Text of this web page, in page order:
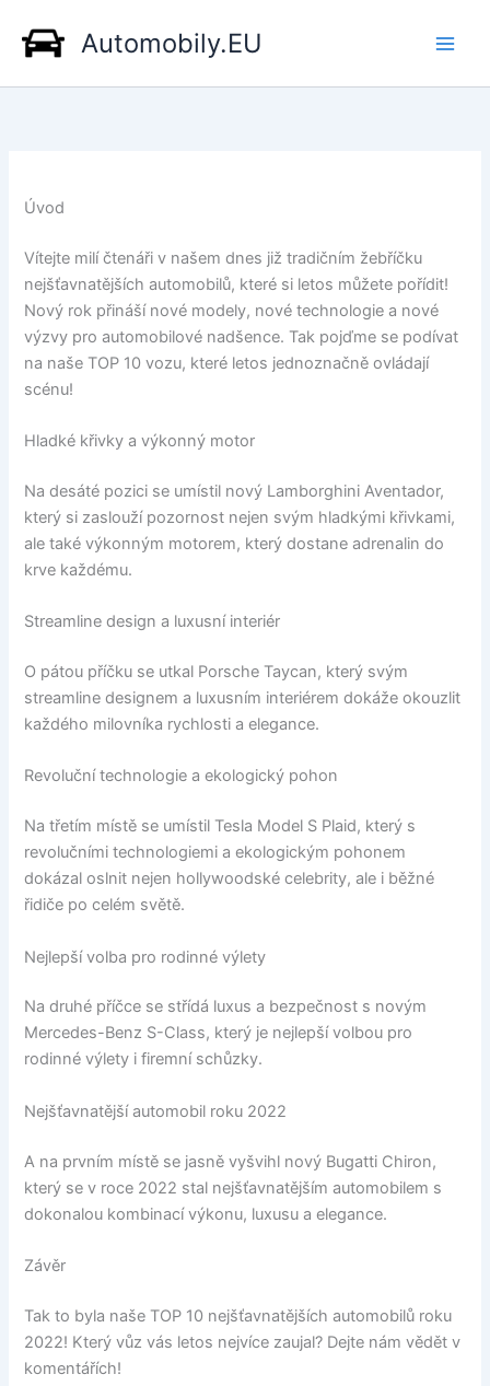
obsah
Automobily.EU
Úvod
Vítejte milí čtenáři v našem dnes již tradičním žebříčku
nejšťavnatějších automobilů, které si letos můžete pořídit!
Nový rok přináší nové modely, nové technologie a nové
výzvy pro automobilové nadšence. Tak pojďme se podívat
na naše TOP 10 vozu, které letos jednoznačně ovládají
scénu!
Hladké křivky a výkonný motor
Na desáté pozici se umístil nový Lamborghini Aventador,
který si zaslouží pozornost nejen svým hladkými křivkami,
ale také výkonným motorem, který dostane adrenalin do
krve každému.
Streamline design a luxusní interiér
O pátou příčku se utkal Porsche Taycan, který svým
streamline designem a luxusním interiérem dokáže okouzlit
každého milovníka rychlosti a elegance.
Revoluční technologie a ekologický pohon
Na třetím místě se umístil Tesla Model S Plaid, který s
revolučními technologiemi a ekologickým pohonem
dokázal oslnit nejen hollywoodské celebrity, ale i běžné
řidiče po celém světě.
Nejlepší volba pro rodinné výlety
Na druhé příčce se střídá luxus a bezpečnost s novým
Mercedes-Benz S-Class, který je nejlepší volbou pro
rodinné výlety i firemní schůzky.
Nejšťavnatější automobil roku 2022
A na prvním místě se jasně vyšvihl nový Bugatti Chiron,
který se v roce 2022 stal nejšťavnatějším automobilem s
dokonalou kombinací výkonu, luxusu a elegance.
Závěr
Tak to byla naše TOP 10 nejšťavnatějších automobilů roku
2022! Který vůz vás letos nejvíce zaujal? Dejte nám vědět v
komentářích!